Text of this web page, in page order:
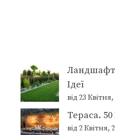
Ідеї
від 23 Квітня,
Тераса.
від 2 Квітня,